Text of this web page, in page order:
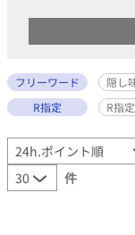
フリーワード
隠し
R指定
R指
件